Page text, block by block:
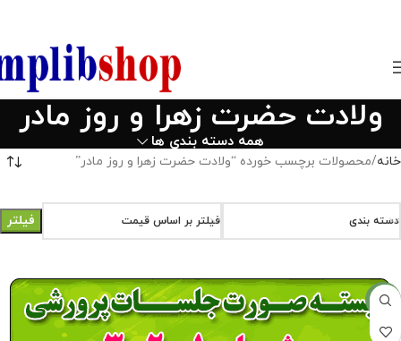
ولادت حضرت زهرا و روز مادر
همه دسته بندی ها
خانه محصولات برچسب خورده “ولادت حضرت زهرا و روز مادر”
دسته بندی فیلتر بر اساس قیمت فیلتر
-14%